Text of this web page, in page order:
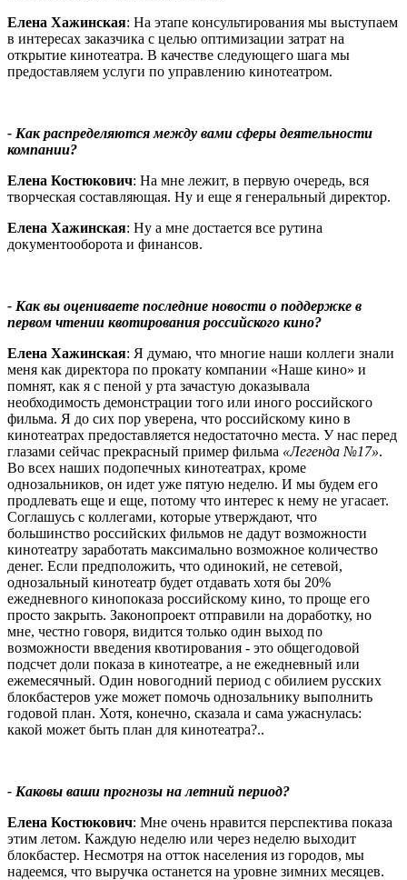
Елена Хажинская: На этапе консультирования мы выступаем
в интересах заказчика с целью оптимизации затрат на
открытие кинотеатра. В качестве следующего шага мы
предоставляем услуги по управлению кинотеатром.
- Как распределяются между вами сферы деятельности
компании?
Елена Костюкович: На мне лежит, в первую очередь, вся
творческая составляющая. Ну и еще я генеральный директор.
Елена Хажинская: Ну а мне достается все рутина
документооборота и финансов.
- Как вы оцениваете последние новости о поддержке в
первом чтении квотирования российского кино?
Елена Хажинская: Я думаю, что многие наши коллеги знали
меня как директора по прокату компании «Наше кино» и
помнят, как я с пеной у рта зачастую доказывала
необходимость демонстрации того или иного российского
фильма. Я до сих пор уверена, что российскому кино в
кинотеатрах предоставляется недостаточно места. У нас перед
глазами сейчас прекрасный пример фильма «Легенда №17».
Во всех наших подопечных кинотеатрах, кроме
однозальников, он идет уже пятую неделю. И мы будем его
продлевать еще и еще, потому что интерес к нему не угасает.
Соглашусь с коллегами, которые утверждают, что
большинство российских фильмов не дадут возможности
кинотеатру заработать максимально возможное количество
денег. Если предположить, что одинокий, не сетевой,
однозальный кинотеатр будет отдавать хотя бы 20%
ежедневного кинопоказа российскому кино, то проще его
просто закрыть. Законопроект отправили на доработку, но
мне, честно говоря, видится только один выход по
возможности введения квотирования - это общегодовой
подсчет доли показа в кинотеатре, а не ежедневный или
ежемесячный. Один новогодний период с обилием русских
блокбастеров уже может помочь однозальнику выполнить
годовой план. Хотя, конечно, сказала и сама ужаснулась:
какой может быть план для кинотеатра?..
- Каковы ваши прогнозы на летний период?
Елена Костюкович: Мне очень нравится перспектива показа
этим летом. Каждую неделю или через неделю выходит
блокбастер. Несмотря на отток населения из городов, мы
надеемся, что выручка останется на уровне зимних месяцев.